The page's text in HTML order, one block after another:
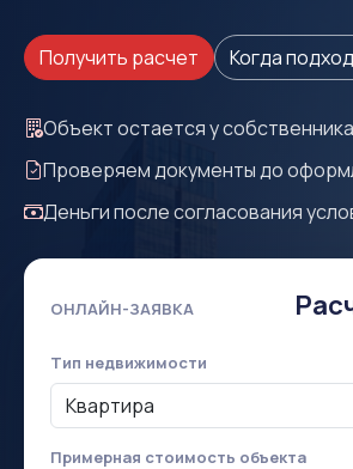
Получить расчет Когда
Объект остается у собственника
Проверяем документы до
Деньги после согласования
ОНЛАЙН-ЗАЯВКА
Тип недвижимости
Примерная стоимость объекта